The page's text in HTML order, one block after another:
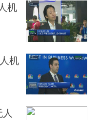
机
机